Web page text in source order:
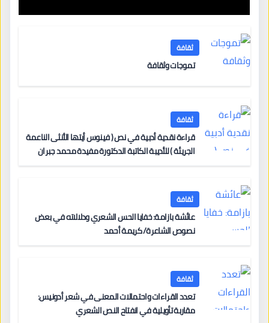
ثقافة
تموجات وثقافة
ثقافة
قراءة نقدية أدبية في نص ( فينوس أيتها الأنثى الناعمة
الجريئة ) للأديبة الكاتبة الدكتورة مفيدة محمد جبران
ثقافة
عائشة بازامة: خفايا الحس الشعري ودلالاته في بعض
نصوص الشاعرة/ كريمة أحمد
ثقافة
تعدد القراءات واحتمالات المعنى في شعر أدونيس:
مقاربة تأويلية في انفتاح النص الشعري